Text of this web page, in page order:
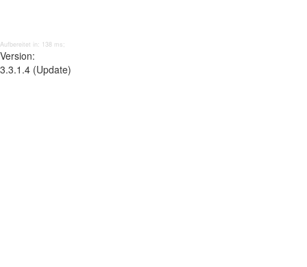
Aufbereitet in: 138 ms;
Version:
3.3.1.4 (Update)